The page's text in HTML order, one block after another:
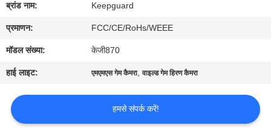
गुणवत्ता
नियंत्रण
हमसे
संपर्क
करें
ब्रांड नाम: Keepguard
प्रमाणन: FCC/CE/RoHs/WEEE
मॉडल संख्या: केजी870
हाई लाइट: एमएमएस गेम कैमरा,वाइल्ड गेम हिरण कैमरा
हमसे संपर्क करें!